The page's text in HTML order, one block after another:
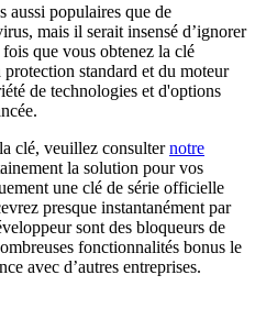
aussi populaires que de
mais il serait insensé d’ignorer
que vous obtenez la clé
standard et du moteur
de technologies et d'options
clé, veuillez consulternotre
la solution pour vos
une clé de série officielle
presque instantanément par
sont des bloqueurs de
fonctionnalités bonus le
avec d’autres entreprises.